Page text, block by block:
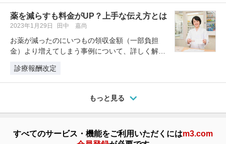
薬を減らすも料金がUP？上手な伝え方とは
2023年1月29日 田中 嘉尚
お薬が減ったのにいつもの領収金額（一部負担
金）より増えてしまう事例について、詳しく解説
診療報酬改定
もっと見る
すべてのサービス・機能をご利用いただくにはm3.com